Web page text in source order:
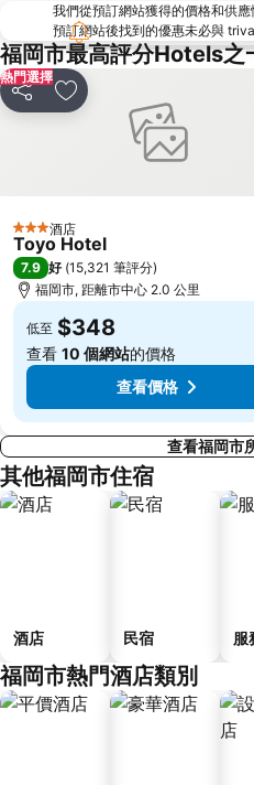
Elgala Hall
Dazaifu Tenmangu Shrine
我們從預訂網站獲得的價格和供
預訂網站後找到的優惠未必與
福岡市最高評分Hotels之
熱門選擇
分享 放到收藏夾
3 星級酒店
Toyo Hotel
7.9 好 (15,321 筆評分)
福岡市, 距離市中心 2.0 公里
低至 $348
查看 10 個網站的價格
查看價格
查看福岡市
其他福岡市住宿
酒店 民宿 服
福岡市熱門酒店類別